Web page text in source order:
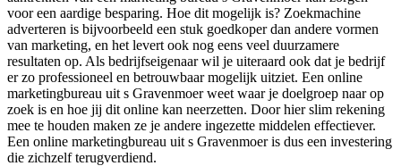
voor een aardige besparing. Hoe dit mogelijk is? Zoekmachine
adverteren is bijvoorbeeld een stuk goedkoper dan andere vormen
van marketing, en het levert ook nog eens veel duurzamere
resultaten op. Als bedrijfseigenaar wil je uiteraard ook dat je bedrijf
er zo professioneel en betrouwbaar mogelijk uitziet. Een online
marketingbureau uit s Gravenmoer weet waar je doelgroep naar op
zoek is en hoe jij dit online kan neerzetten. Door hier slim rekening
mee te houden maken ze je andere ingezette middelen effectiever.
Een online marketingbureau uit s Gravenmoer is dus een investering
die zichzelf terugverdiend.